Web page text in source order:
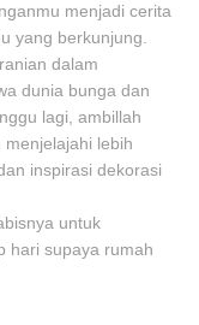
menjadi cerita
yang berkunjung.
dalam
dunia bunga dan
lagi, ambillah
lebih
inspirasi dekorasi
untuk
hari supaya rumah